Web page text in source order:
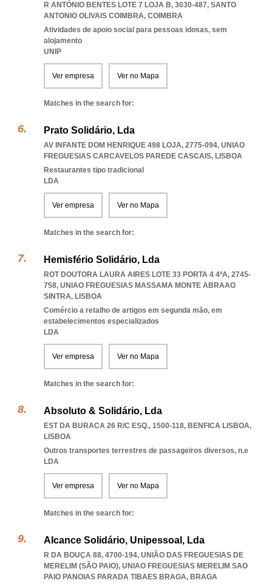
R ANTÓNIO BENTES LOTE 7 LOJA B, 3030-487, SANTO
ANTONIO OLIVAIS COIMBRA, COIMBRA
Atividades de apoio social para pessoas idosas, sem
alojamento
UNIP
Ver empresa Ver no Mapa
Matches in the search for:
Prato Solidário, Lda
AV INFANTE DOM HENRIQUE 498 LOJA, 2775-094, UNIAO
FREGUESIAS CARCAVELOS PAREDE CASCAIS, LISBOA
Restaurantes tipo tradicional
LDA
Ver empresa Ver no Mapa
Matches in the search for:
Hemisfério Solidário, Lda
ROT DOUTORA LAURA AIRES LOTE 33 PORTA 4 4ºA, 2745-
758, UNIAO FREGUESIAS MASSAMA MONTE ABRAAO
SINTRA, LISBOA
Comércio a retalho de artigos em segunda mão, em
estabelecimentos especializados
LDA
Ver empresa Ver no Mapa
Matches in the search for:
Absoluto & Solidário, Lda
EST DA BURACA 26 R/C ESQ., 1500-118, BENFICA LISBOA,
LISBOA
Outros transportes terrestres de passageiros diversos, n.e
LDA
Ver empresa Ver no Mapa
Matches in the search for:
Alcance Solidário, Unipessoal, Lda
R DA BOUÇA 88, 4700-194, UNIÃO DAS FREGUESIAS DE
MERELIM (SÃO PAIO), UNIAO FREGUESIAS MERELIM SAO
PAIO PANOIAS PARADA TIBAES BRAGA, BRAGA